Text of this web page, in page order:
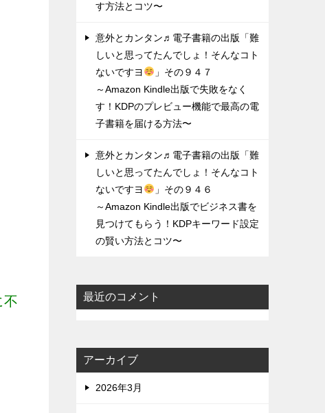
不
す方法とコツ〜
意外とカンタン♬電子書籍の出版「難
しいと思ってたんでしょ！そんなコト
ないですヨ
」その９４７
～Amazon Kindle出版で失敗をなく
す！KDPのプレビュー機能で最高の電
子書籍を届ける方法〜
意外とカンタン♬電子書籍の出版「難
しいと思ってたんでしょ！そんなコト
ないですヨ
」その９４６
～Amazon Kindle出版でビジネス書を
見つけてもらう！KDPキーワード設定
の賢い方法とコツ〜
最近のコメント
アーカイブ
2026年3月